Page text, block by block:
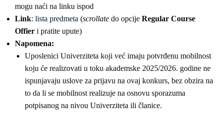
mogu naći na linku ispod
Link: lista predmeta (scrollate do opcije Regular Course
Offier i pratite upute)
Napomena:
Uposlenici Univerziteta koji već imaju potvrđenu mobilnost
koju će realizovati u toku akademske 2025/2026. godine ne
ispunjavaju uslove za prijavu na ovaj konkurs, bez obzira na
to da li se mobilnost realizuje na osnovu sporazuma
potpisanog na nivou Univerziteta ili članice.